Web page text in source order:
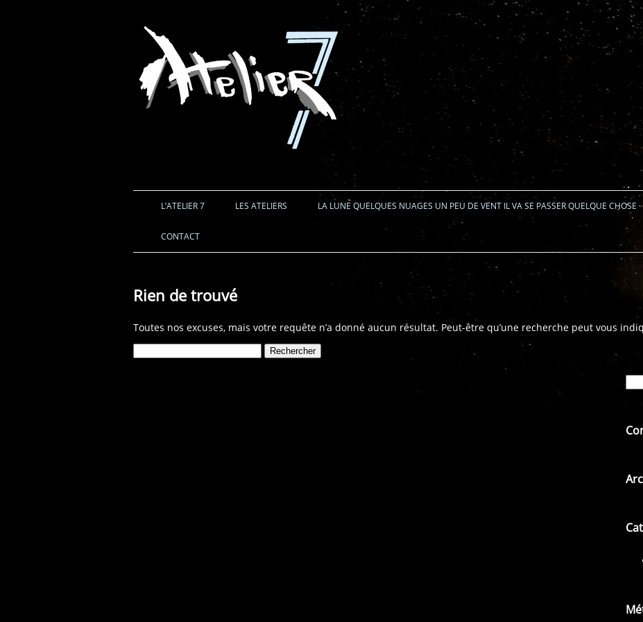
Aller au contenu
L’ATELIER 7 LES ATELIERS LA LUNE QUELQUES NUAGES UN PEU DE VENT IL VA SE PASSER QUELQUE CHOSE
CONTACT
Rien de trouvé
Toutes nos excuses, mais votre requête n’a donné aucun résultat. Peut-être qu’une recherche peut vous